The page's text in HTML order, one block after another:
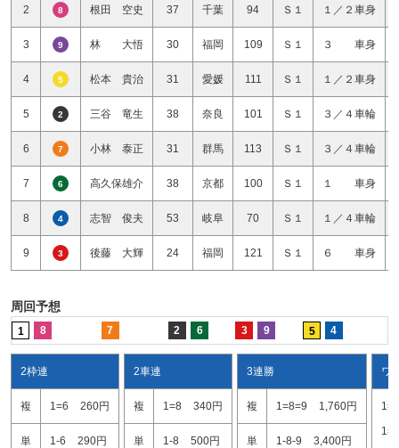
2 8 根田 空史 37 千葉 94 Ｓ１ １／２車身
3 9 林 大悟 30 福岡 109 Ｓ１ ３ 車身
4 5 松本 貴治 31 愛媛 111 Ｓ１ １／２車身
5 2 三谷 竜生 38 奈良 101 Ｓ１ ３／４車輪
6 7 小林 泰正 31 群馬 113 Ｓ１ ３／４車輪
7 6 高久保雄介 38 京都 100 Ｓ１ １ 車身
8 4 志智 俊夫 53 岐阜 70 Ｓ１ １／４車輪
9 3 後藤 大輝 24 福岡 121 Ｓ１ ６ 車身
周回予想
1 8 7 2 6 3 9 5 4
2枠連
複 1=6 260円
単 1-6 290円
2車連
複 1=8 340円
単 1-8 500円
3連勝
複 1=8=9 1,760円
単 1-8-9 3,400円
ワ